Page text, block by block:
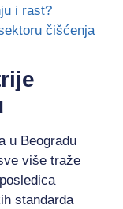
i rast?
čišćenja
u Beogradu
više traže
standarda